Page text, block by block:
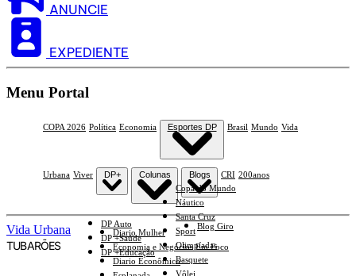
ANUNCIE
EXPEDIENTE
Menu Portal
COPA 2026 Política Economia Esportes DP
Copa do Mundo
Náutico
Santa Cruz
Sport
Olimpíadas
Basquete
Vôlei
Brasil Mundo Vida
Urbana Viver DP+
DP Auto
DP +Saúde
DP +Educação
Colunas
Diario Mulher
Economia e Negócios Em Foco
Diario Econômico
Blogs
Blog Giro
CRI 200anos
Vida Urbana
TUBARÕES